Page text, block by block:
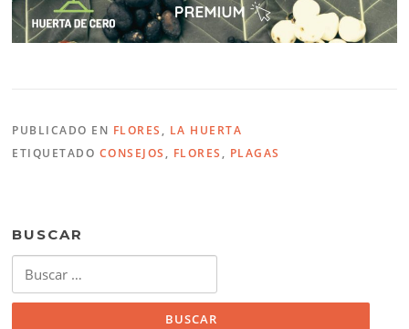
PUBLICADO EN FLORES, LA HUERTA
ETIQUETADO CONSEJOS, FLORES, PLAGAS
BUSCAR